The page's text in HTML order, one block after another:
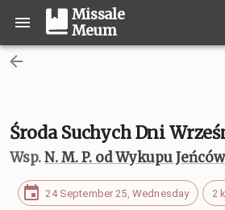
Missale
Meum
Środa Suchych Dni
Wsp.N. M. P. od Wykupu Jeńców
24 September 25, Wednesday 2 kl.